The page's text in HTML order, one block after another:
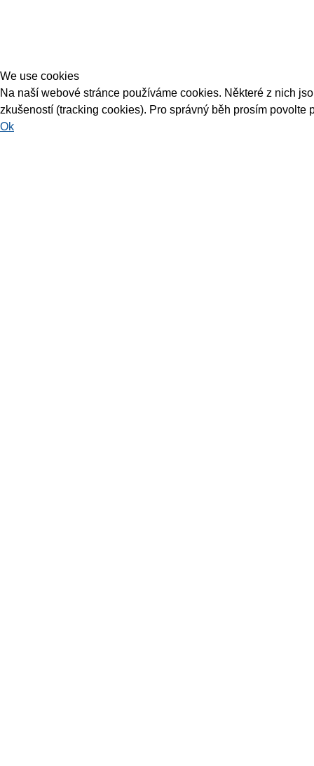
We use cookies
Na naší webové stránce používáme cookies. Některé z nich
zkušeností (tracking cookies). Pro správný běh prosím povolte
Ok